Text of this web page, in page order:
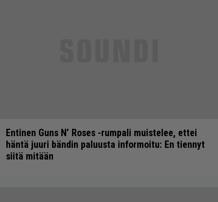
Entinen Guns N’ Roses -rumpali muistelee, ettei
häntä juuri bändin paluusta informoitu: En tiennyt
siitä mitään